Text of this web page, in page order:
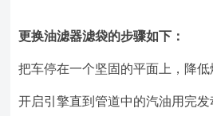
更换油滤器滤袋的步骤如下：
把车停在一个坚固的平面上，降低
开启引擎直到管道中的汽油用完发